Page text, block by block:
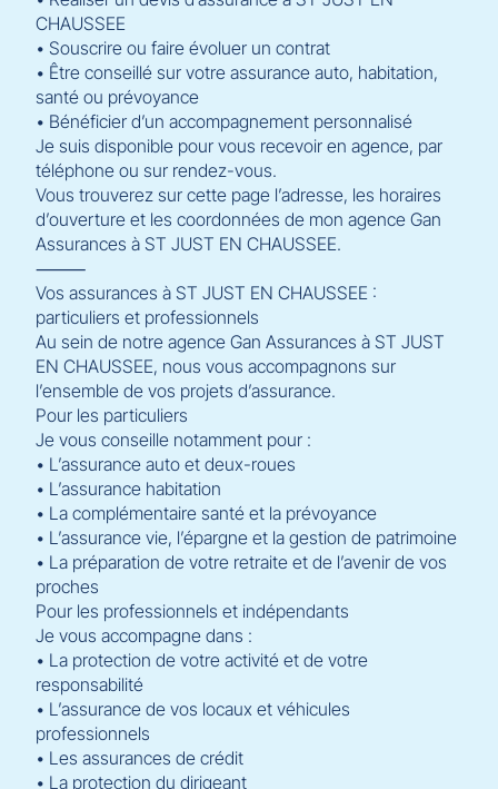
CHAUSSEE
• Souscrire ou faire évoluer un contrat
• Être conseillé sur votre assurance auto, habitation,
santé ou prévoyance
• Bénéficier d’un accompagnement personnalisé
Je suis disponible pour vous recevoir en agence, par
téléphone ou sur rendez-vous.
Vous trouverez sur cette page l’adresse, les horaires
d’ouverture et les coordonnées de mon agence Gan
Assurances à ST JUST EN CHAUSSEE.
⸻
Vos assurances à ST JUST EN CHAUSSEE :
particuliers et professionnels
Au sein de notre agence Gan Assurances à ST JUST
EN CHAUSSEE, nous vous accompagnons sur
l’ensemble de vos projets d’assurance.
Pour les particuliers
Je vous conseille notamment pour :
• L’assurance auto et deux-roues
• L’assurance habitation
• La complémentaire santé et la prévoyance
• L’assurance vie, l’épargne et la gestion de patrimoine
• La préparation de votre retraite et de l’avenir de vos
proches
Pour les professionnels et indépendants
Je vous accompagne dans :
• La protection de votre activité et de votre
responsabilité
• L’assurance de vos locaux et véhicules
professionnels
• Les assurances de crédit
• La protection du dirigeant